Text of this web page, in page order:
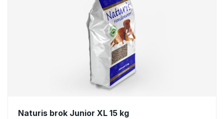
Naturis brok Junior XL 15 kg